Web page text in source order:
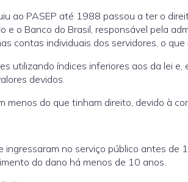
ao PASEP até 1988 passou a ter o
o Banco do Brasil, responsável pela
contas individuais dos servidores, o
utilizando índices inferiores aos da lei
devidos.
menos do que tinham direito, devido à
ingressaram no serviço público antes de
do dano há menos de 10 anos.